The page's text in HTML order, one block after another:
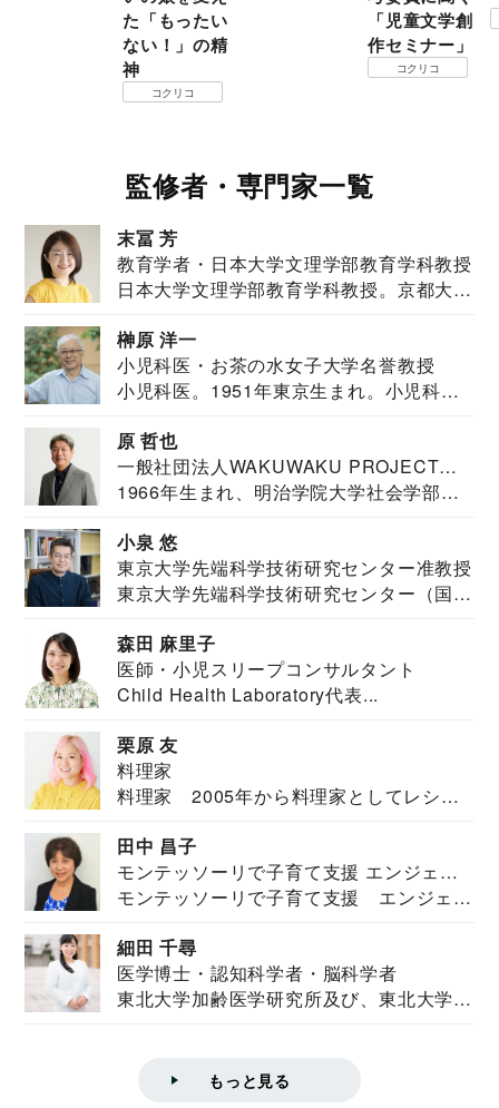
た「もったい
ない！」の精
神
コクリコ
「児童文学創
作セミナー」
コクリコ
監修者・専門家一覧
末冨 芳
教育学者・日本大学文理学部教育学科教授
日本大学文理学部教育学科教授。京都大学
榊原 洋一
小児科医・お茶の水女子大学名誉教授
小児科医。1951年東京生まれ。小児科
原 哲也
一般社団法人WAKUWAKU PROJECT
JAPAN代表・言語聴覚士・社会福祉士
1966年生まれ、明治学院大学社会学部福
小泉 悠
東京大学先端科学技術研究センター准教授
東京大学先端科学技術研究センター（国際
森田 麻里子
医師・小児スリープコンサルタント
Child Health Laboratory代表...
栗原 友
料理家
料理家 2005年から料理家としてレシピ
田中 昌子
モンテッソーリで子育て支援 エンジェル
ズハウス研究所所長
モンテッソーリで子育て支援 エンジェル
細田 千尋
医学博士・認知科学者・脳科学者
東北大学加齢医学研究所及び、東北大学大
もっと見る